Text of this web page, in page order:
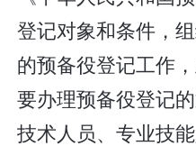
登记对象和条件，
的预备役登记工作
要办理预备役登记
技术人员、专业技能